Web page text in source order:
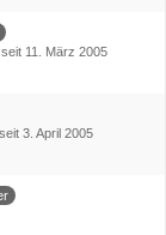
seit 11. März 2005
3. April 2005